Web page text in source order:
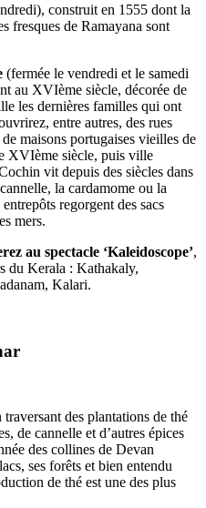
), construit en 1555 dont la
fresques de Ramayana sont
(fermée le vendredi et le samedi
au XVIème siècle, décorée de
les dernières familles qui ont
entre autres, des rues
maisons portugaises vieilles de
XVIème siècle, puis ville
vit depuis des siècles dans
la cardamome ou la
regorgent des sacs
mers.
au spectacle ‘Kaleidoscope’,
du Kerala : Kathakaly,
Kalari.
traversant des plantations de thé
de cannelle et d’autres épices
des collines de Devan
ses forêts et bien entendu
de thé est une des plus